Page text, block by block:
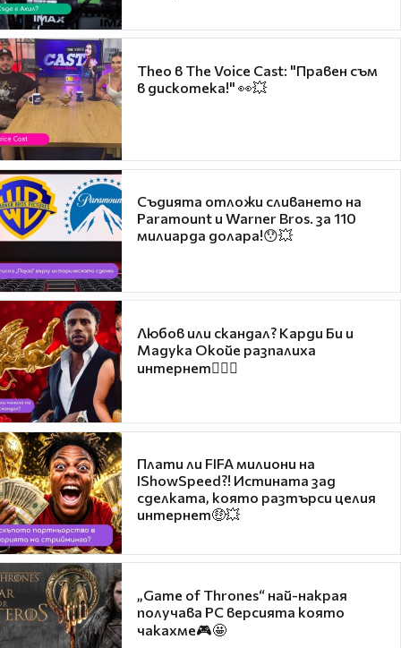
Theo в The Voice Cast: "Правен съм
в дискотека!" 👀💥
Съдията отложи сливането на
Paramount и Warner Bros. за 110
милиарда долара!😯💥
Любов или скандал? Карди Би и
Мадука Окойе разпалиха
интернет❤️‍🔥🔥
Плати ли FIFA милиони на
IShowSpeed?! Истината зад
сделката, която разтърси целия
интернет🤑💥
„Game of Thrones“ най-накрая
получава PC версията която
чакахме🎮🤩